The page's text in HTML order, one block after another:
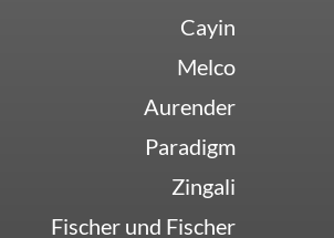
Cayin
Melco
Aurender
Paradigm
Zingali
Fischer und Fischer